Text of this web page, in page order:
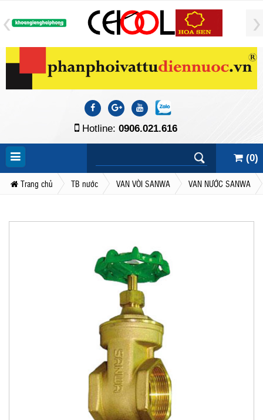
Hotline: 0906.021.616
(0)
Trang chủ TB nước VAN VÒI SANWA VAN NƯỚC SANWA